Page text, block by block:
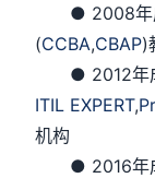
● 2008年成
(CCBA,CBAP)
● 2012年成
ITIL EXPERT,
机构
● 2016年成